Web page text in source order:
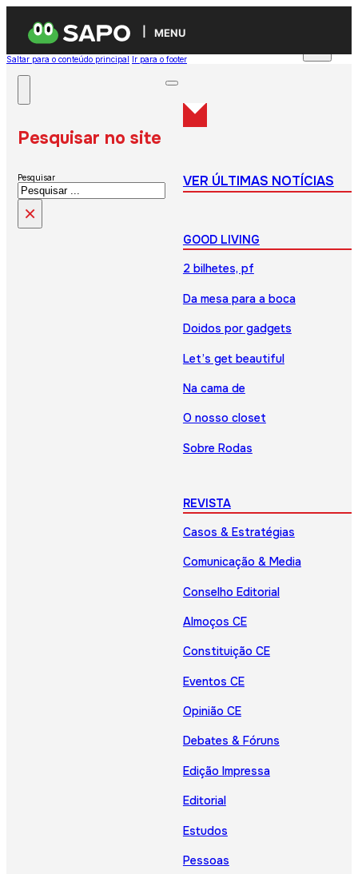
MENU
Saltar para o conteúdo principal Ir para o footer
Pesquisar no site
Pesquisar
×
VER ÚLTIMAS NOTÍCIAS
GOOD LIVING
2 bilhetes, pf
Da mesa para a boca
Doidos por gadgets
Let’s get beautiful
Na cama de
O nosso closet
Sobre Rodas
REVISTA
Casos & Estratégias
Comunicação & Media
Conselho Editorial
Almoços CE
Constituição CE
Eventos CE
Opinião CE
Debates & Fóruns
Edição Impressa
Editorial
Estudos
Pessoas